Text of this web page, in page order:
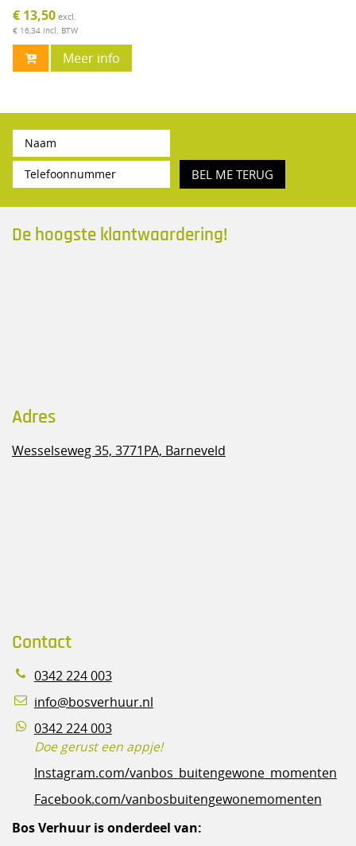
€ 13,50 excl.
€ 16,34 incl. BTW
Meer info
BEL ME TERUG
De hoogste klantwaardering!
Adres
Wesselseweg 35, 3771PA, Barneveld
Contact
0342 224 003
info@bosverhuur.nl
0342 224 003
Doe gerust een appje!
Instagram.com/vanbos_buitengewone_momenten
Facebook.com/vanbosbuitengewonemomenten
Bos Verhuur is onderdeel van: